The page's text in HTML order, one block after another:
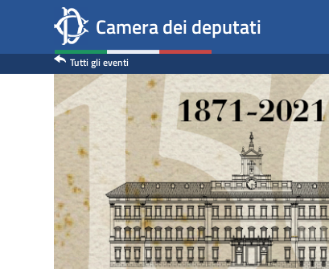
contenuto
principale
anni
prima
seduta
700esimo
Dante
Alighieri
Camera dei deputati
Tutti gli eventi
Contenuto